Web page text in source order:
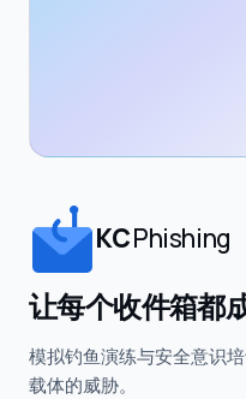
KCPhishing
让每个收件箱都
模拟钓鱼演练与安全意识
载体的威胁。